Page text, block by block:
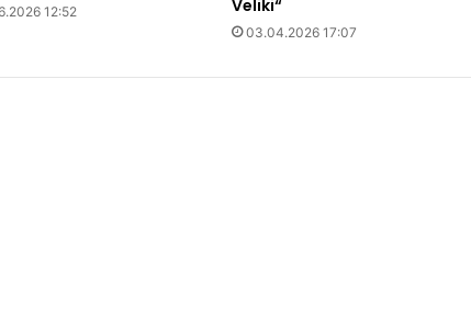
12:52
Veliki“
03.04.2026 17:07